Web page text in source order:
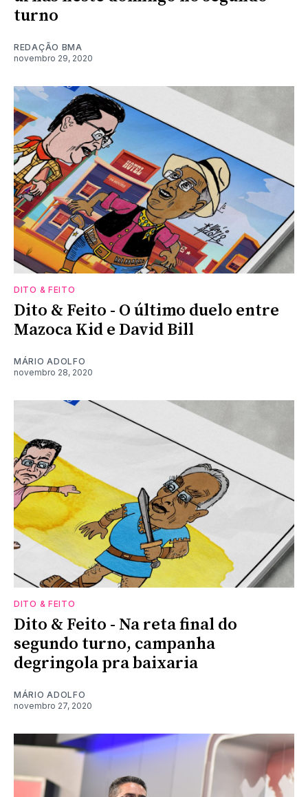
turno
REDAÇÃO BMA
novembro 29, 2020
DITO & FEITO
Dito & Feito - O último duelo entre
Mazoca Kid e David Bill
MÁRIO ADOLFO
novembro 28, 2020
DITO & FEITO
Dito & Feito - Na reta final do
segundo turno, campanha
degringola pra baixaria
MÁRIO ADOLFO
novembro 27, 2020